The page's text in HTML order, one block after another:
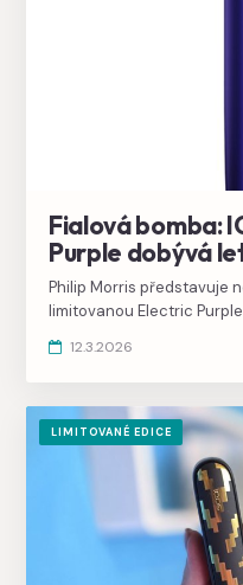
Fialová bomba:
Purple dobývá
Philip Morris představuje
limitovanou Electric
12.3.2026
LIMITOVANÉ EDICE